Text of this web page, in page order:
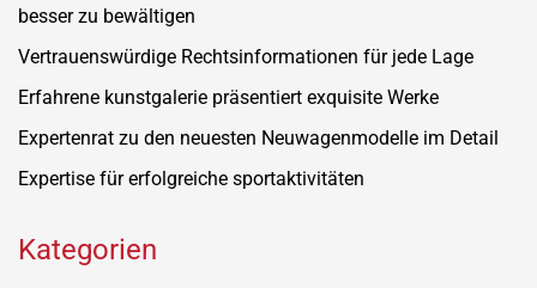
besser zu bewältigen
Vertrauenswürdige Rechtsinformationen für jede Lage
Erfahrene kunstgalerie präsentiert exquisite Werke
Expertenrat zu den neuesten Neuwagenmodelle im Detail
Expertise für erfolgreiche sportaktivitäten
Kategorien